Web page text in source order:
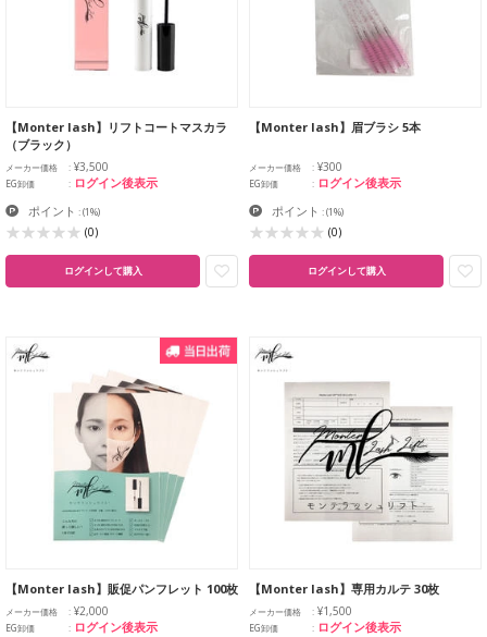
【Monter lash】リフトコートマスカラ
（ブラック）
メーカー価格 ¥3,500
EG卸価 ログイン後表示
ポイント :(1%)
(0)
ログインして購入
【Monter lash】眉ブラシ 5本
メーカー価格 ¥300
EG卸価 ログイン後表示
ポイント :(1%)
(0)
ログインして購入
【Monter lash】販促パンフレット 100枚
メーカー価格 ¥2,000
EG卸価 ログイン後表示
【Monter lash】専用カルテ 30枚
メーカー価格 ¥1,500
EG卸価 ログイン後表示